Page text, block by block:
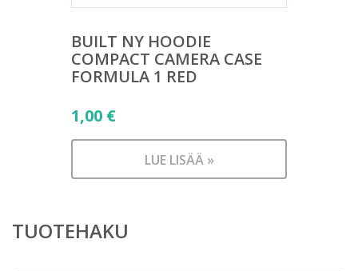
BUILT NY HOODIE
COMPACT CAMERA CASE
FORMULA 1 RED
1,00 €
LUE LISÄÄ »
TUOTEHAKU